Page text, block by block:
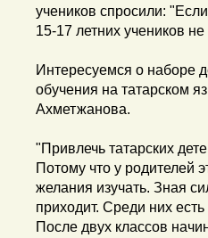
учеников спросили:
15-17 летних учеников
Интересуемся о наборе
обучения на татарском
Ахметжанова.
"Привлечь татарских
Потому что у родителей
желания изучать. Зная
приходит. Среди них есть
После двух классов